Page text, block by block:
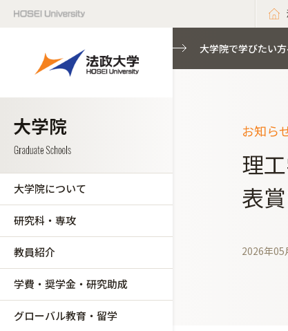
大学院について
研究科・専攻
教員紹介
学費・奨学金・研究助成
グローバル教育・留学
大学院で学びたい
お知ら
理
表
2026年05